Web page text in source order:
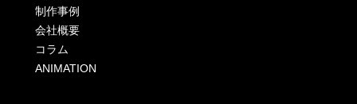
制作事例
会社概要
コラム
ANIMATION